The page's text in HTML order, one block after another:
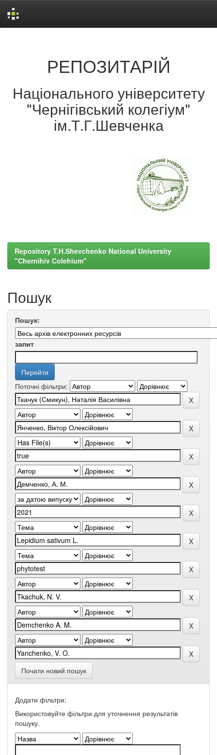
РЕПОЗИТАРІЙ
Національного університету
"Чернігівський колегіум"
ім.Т.Г.Шевченка
Repository T.H.Shevchenko National University
"Chernihiv Colehium"
Пошук
Пошук:
запит
Поточні фільтри:
Почати новий пошук
Додати фільтри:
Використовуйте фільтри для уточнення результатів
пошуку.